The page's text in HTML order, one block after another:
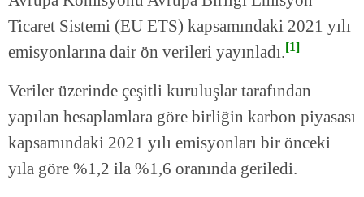
Ticaret Sistemi (EU ETS) kapsamındaki 2021 yılı
emisyonlarına dair ön verileri yayınladı.[1]
Veriler üzerinde çeşitli kuruluşlar tarafından
yapılan hesaplamlara göre birliğin karbon piyasası
kapsamındaki 2021 yılı emisyonları bir önceki
yıla göre %1,2 ila %1,6 oranında geriledi.